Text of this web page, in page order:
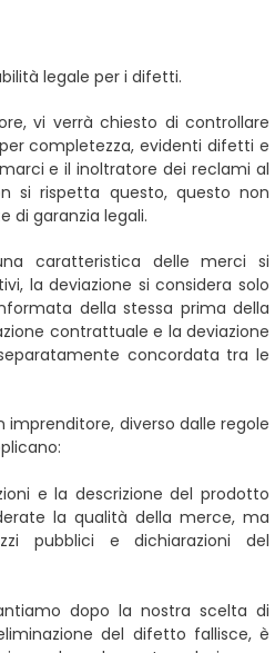
legale per i difetti.
vi verrà chiesto di controllare
completezza, evidenti difetti e
e il inoltratore dei reclami al
si rispetta questo, questo non
di garanzia legali.
caratteristica delle merci si
la deviazione si considera solo
della stessa prima della
contrattuale e la deviazione
concordata tra le
imprenditore, diverso dalle regole
e la descrizione del prodotto
la qualità della merce, ma
pubblici e dichiarazioni del
dopo la nostra scelta di
del difetto fallisce, è